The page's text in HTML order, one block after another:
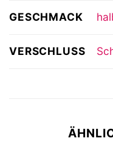
GESCHMACK
VERSCHLUSS